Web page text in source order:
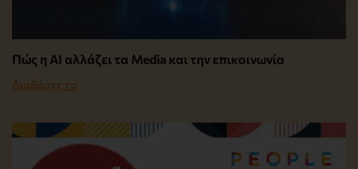
Πώς η AI αλλάζει τα Media και την επικοινωνία
Διαβάστε το